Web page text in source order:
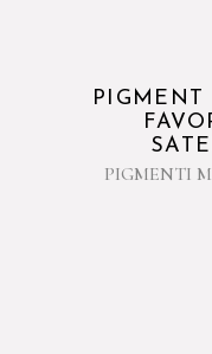
PIGMENTI